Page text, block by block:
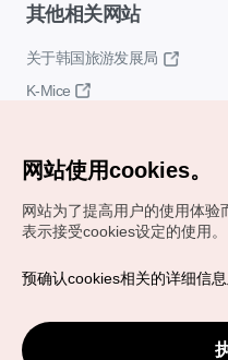
其他相关网站
关于韩国旅游发展局
K-Mice
Copyrights (c) 韩国旅游发
VISITKOREA官方邮箱
chnsim@knto.or.kr
网站使用cookies。
网站为了提高用户的使用体验
表示接受cookies设定的使用。
预确认cookies相关的详细信